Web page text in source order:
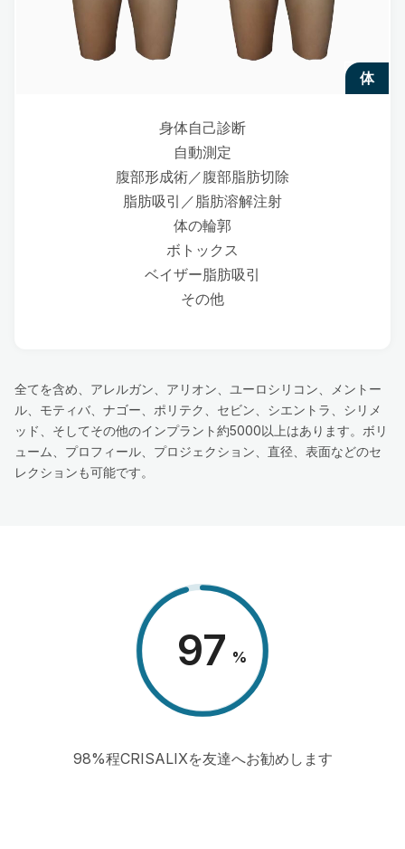
体
身体自己診断
自動測定
腹部形成術／腹部脂肪切除
脂肪吸引／脂肪溶解注射
体の輪郭
ボトックス
ベイザー脂肪吸引
その他
全てを含め、アレルガン、アリオン、ユーロシリコン、メントー
ル、モティバ、ナゴー、ポリテク、セビン、シエントラ、シリメ
ッド、そしてその他のインプラント約5000以上はあります。ボリ
ューム、プロフィール、プロジェクション、直径、表面などのセ
レクションも可能です。
98 %
98%程CRISALIXを友達へお勧めします